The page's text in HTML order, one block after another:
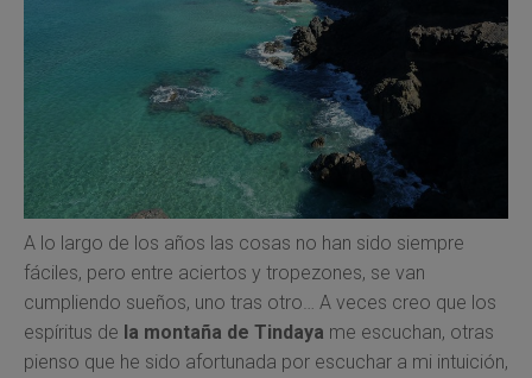
A lo largo de los años las cosas no han sido siempre
fáciles, pero entre aciertos y tropezones, se van
cumpliendo sueños, uno tras otro… A veces creo que los
espíritus de la montaña de Tindaya me escuchan, otras
pienso que he sido afortunada por escuchar a mi intuición,